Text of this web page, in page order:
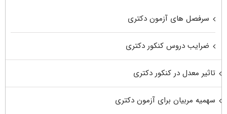
سرفصل های آزمون دکتری
ضرایب دروس کنکور دکتری
تاثیر معدل در کنکور دکتری
سهمیه مربیان برای آزمون دکتری